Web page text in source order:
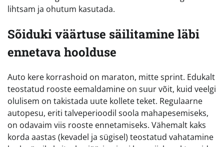
lihtsam ja ohutum kasutada.
Sõiduki väärtuse säilitamine läbi
ennetava hoolduse
Auto kere korrashoid on maraton, mitte sprint. Edukalt
teostatud rooste eemaldamine on suur võit, kuid veelgi
olulisem on takistada uute kollete teket. Regulaarne
autopesu, eriti talveperioodil soola mahapesemiseks,
on odavaim viis rooste ennetamiseks. Vähemalt kaks
korda aastas (kevadel ja sügisel) teostatud vahatamine